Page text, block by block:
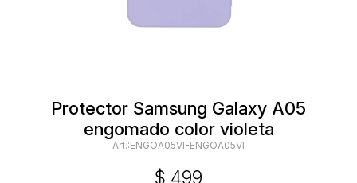
Protector Samsung Galaxy A05
engomado color violeta
ENGOA05VI-ENGOA05VI
$ 499